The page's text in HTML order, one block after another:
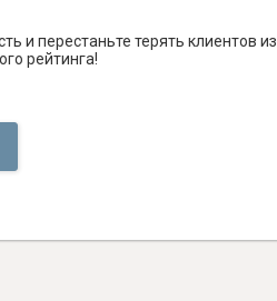
и перестаньте терять клиентов
рейтинга!